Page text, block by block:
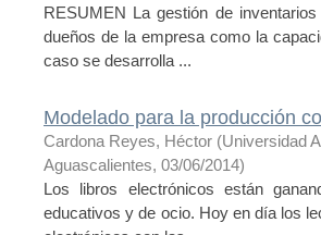
RESUMEN La gestión de
dueños de la empresa como la
caso se desarrolla ...
Modelado para la producción
Cardona Reyes, Héctor (Universidad
Aguascalientes, 03/06/2014)
Los libros electrónicos están
educativos y de ocio. Hoy en día los